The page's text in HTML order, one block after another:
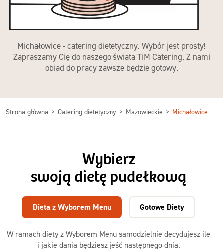
Michałowice - catering dietetyczny. Wybór jest prosty!
Zapraszamy Cię do naszego świata TiM Catering. Z nami
obiad do pracy zawsze będzie gotowy.
Strona główna Catering dietetyczny Mazowieckie Michałowice
Wybierz
swoją dietę pudełkową
W ramach diety z Wyborem Menu samodzielnie decydujesz ile
i jakie dania będziesz jeść następnego dnia.
Dieta z Wyborem Menu Gotowe Diety